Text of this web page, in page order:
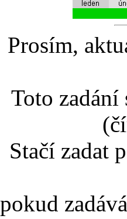
Prosím,
Toto zadání
Stačí zadat
pokud